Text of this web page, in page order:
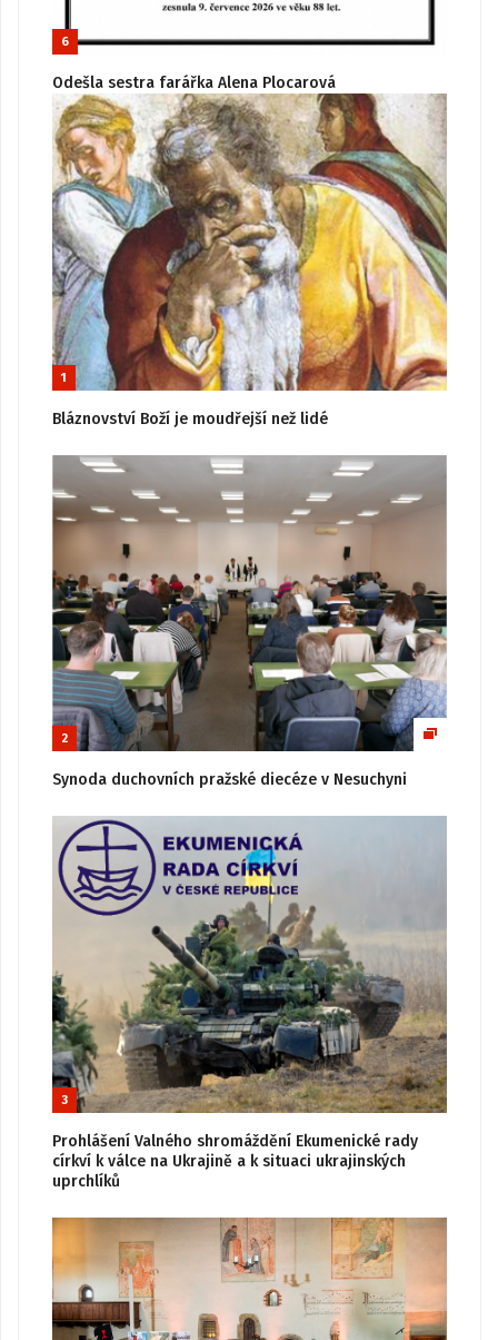
6
Odešla sestra farářka Alena Plocarová
1
Bláznovství Boží je moudřejší než lidé
2
Synoda duchovních pražské diecéze v Nesuchyni
3
Prohlášení Valného shromáždění Ekumenické rady
církví k válce na Ukrajině a k situaci ukrajinských
uprchlíků